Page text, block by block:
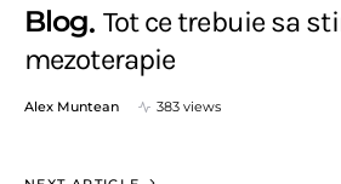
Blog Tot ce trebuie sa
mezoterapie
Alex Muntean 383 views